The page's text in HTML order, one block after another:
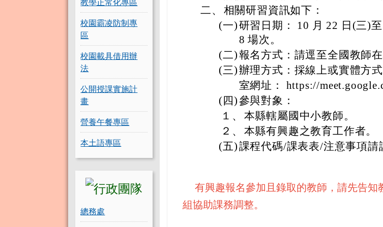
校園霸凌防制專
區
校園載具借用辦
法
公開授課實施計
畫
營養午餐專區
本土語專區
總務處
二、 相關研習資訊如下：
(一)研習日期： 10 月 22 日(三)
8 場次。
(二)報名方式：請逕至全國教師在
(三)辦理方式：採線上或實體方
室網址： https://
(四)參與對象：
１、 本縣轄屬國中小教師。
２、 本縣有興趣之教育工作者。
(五)課程代碼/課表表/注意事項請
有興趣報名參加且錄取的教師，請先告知
組協助課務調整。